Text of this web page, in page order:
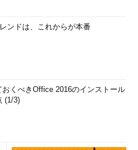
ンドは、これからが本番
くべきOffice 2016のインストール
(1/3)